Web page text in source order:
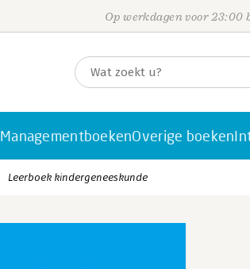
Op werkdagen voor 23:00
ManagementboekenOverige boeken
Leerboek kindergeneeskunde